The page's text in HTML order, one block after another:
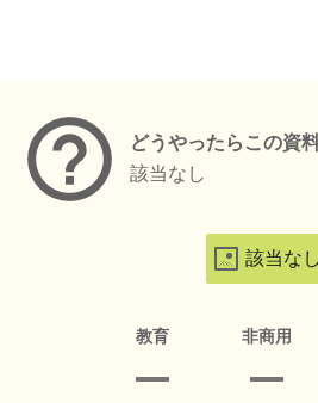
どうやったらこの資
該当なし
該当なし
教育 非商用